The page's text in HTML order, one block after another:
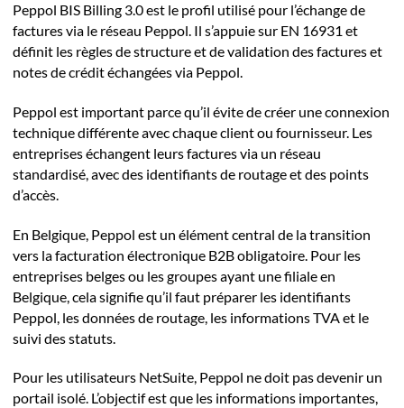
Peppol BIS Billing 3.0 est le profil utilisé pour l’échange de
factures via le réseau Peppol. Il s’appuie sur EN 16931 et
définit les règles de structure et de validation des factures et
notes de crédit échangées via Peppol.
Peppol est important parce qu’il évite de créer une connexion
technique différente avec chaque client ou fournisseur. Les
entreprises échangent leurs factures via un réseau
standardisé, avec des identifiants de routage et des points
d’accès.
En Belgique, Peppol est un élément central de la transition
vers la facturation électronique B2B obligatoire. Pour les
entreprises belges ou les groupes ayant une filiale en
Belgique, cela signifie qu’il faut préparer les identifiants
Peppol, les données de routage, les informations TVA et le
suivi des statuts.
Pour les utilisateurs NetSuite, Peppol ne doit pas devenir un
portail isolé. L’objectif est que les informations importantes,